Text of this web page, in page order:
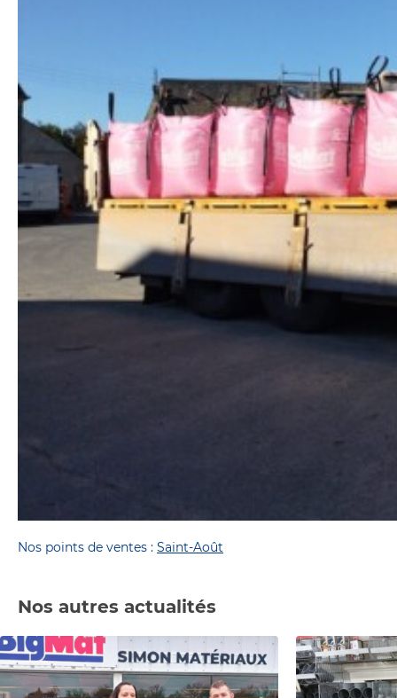
Nos points de ventes : Saint-Août
Nos autres actualités